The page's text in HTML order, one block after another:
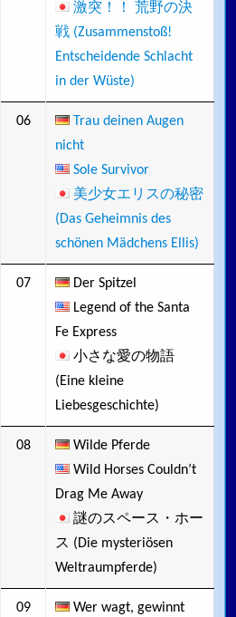
激突！！ 荒野の決
戦 (Zusammenstoß!
Entscheidende Schlacht
in der Wüste)
06
Trau deinen Augen
nicht
Sole Survivor
美少女エリスの秘密
(Das Geheimnis des
schönen Mädchens Ellis)
07
Der Spitzel
Legend of the Santa
Fe Express
小さな愛の物語
(Eine kleine
Liebesgeschichte)
08
Wilde Pferde
Wild Horses Couldn’t
Drag Me Away
謎のスペース・ホー
ス (Die mysteriösen
Weltraumpferde)
09
Wer wagt, gewinnt